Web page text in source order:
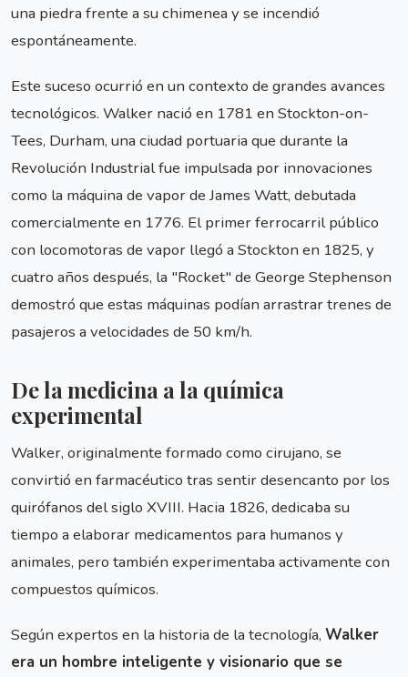
una piedra frente a su chimenea y se incendió
espontáneamente.
Este suceso ocurrió en un contexto de grandes avances
tecnológicos. Walker nació en 1781 en Stockton-on-
Tees, Durham, una ciudad portuaria que durante la
Revolución Industrial fue impulsada por innovaciones
como la máquina de vapor de James Watt, debutada
comercialmente en 1776. El primer ferrocarril público
con locomotoras de vapor llegó a Stockton en 1825, y
cuatro años después, la "Rocket" de George Stephenson
demostró que estas máquinas podían arrastrar trenes de
pasajeros a velocidades de 50 km/h.
De la medicina a la química
experimental
Walker, originalmente formado como cirujano, se
convirtió en farmacéutico tras sentir desencanto por los
quirófanos del siglo XVIII. Hacia 1826, dedicaba su
tiempo a elaborar medicamentos para humanos y
animales, pero también experimentaba activamente con
compuestos químicos.
Según expertos en la historia de la tecnología, Walker
era un hombre inteligente y visionario que se